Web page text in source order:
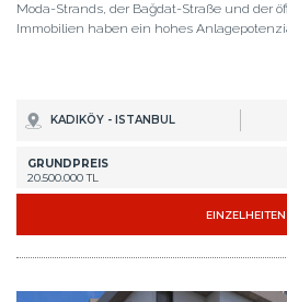
Moda-Strands, der Bağdat-Straße und der
Immobilien haben ein hohes
KADIKÖY - ISTANBUL
GRUNDPREIS
20.500.000 TL
EINZELHEITEN